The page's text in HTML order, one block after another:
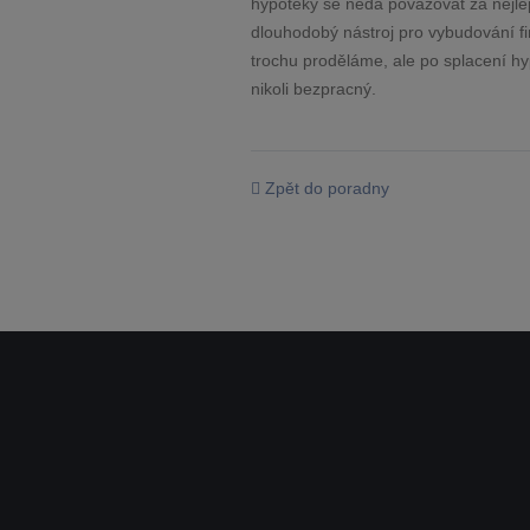
dlouhodobý nástroj pro vybudování
trochu proděláme, ale po splacení
nikoli bezpracný.
Zpět do poradny